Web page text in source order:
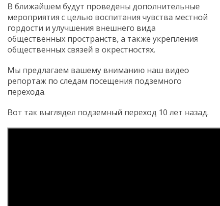
В ближайшем будут проведены дополнительные
мероприятия с целью воспитания чувства местной
гордости и улучшения внешнего вида
общественных пространств, а также укрепления
общественных связей в окрестностях.
Мы предлагаем вашему вниманию наш видео
репортаж по следам посещения подземного
перехода.
Вот так выглядел подземный переход 10 лет назад.